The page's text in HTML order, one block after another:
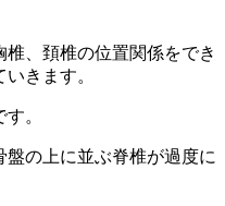
、頚椎の位置関係をでき
きます。
。
の上に並ぶ脊椎が過度に